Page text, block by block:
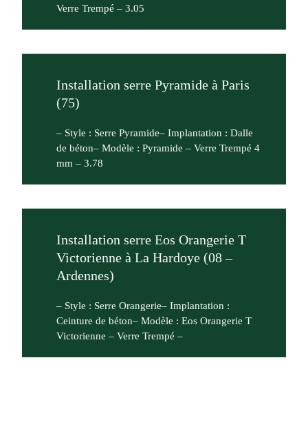
Verre Trempé – 3.05
Installation serre Pyramide à Paris
(75)
– Style : Serre Pyramide– Implantation : Dalle
de béton– Modèle : Pyramide – Verre Trempé 4
mm – 3.78
Installation serre Eos Orangerie T
Victorienne à La Hardoye (08 –
Ardennes)
– Style : Serre Orangerie– Implantation :
Ceinture de béton– Modèle : Eos Orangerie T
Victorienne – Verre Trempé –